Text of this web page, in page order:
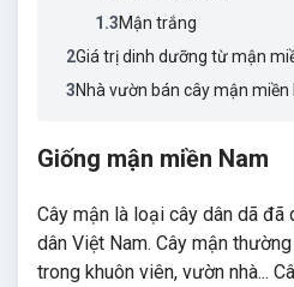
1.3Mận trắng
2Giá trị dinh dưỡng từ mận
3Nhà vườn bán cây mận miền
Giống mận miền Nam
Cây mận là loại cây dân dã
dân Việt Nam. Cây mận
trong khuôn viên, vườn nhà...